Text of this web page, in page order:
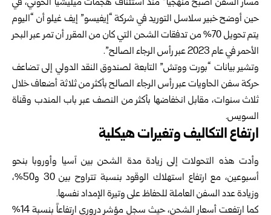
مسار السفن أصبح منهجياً” منذ استئناف هجمات ميليشيا الحوثي، في
حين أوضح خبير سلاسل التوريد في شركة “إيفيسو” إيف غيلو أن “اليوم
يتم تحويل 70% من تدفقات الشحن التي كان من المقرر أن تمر عبر البحر
الأحمر في عام 2023 عبر رأس الرجاء الصالح”.
وتشير بيانات “بورت ووتش” التابعة لصندوق النقد الدولي إلى تضاعف
حركة سفن الحاويات عبر رأس الرجاء الصالح بأكثر من ثلاثة أضعاف خلال
ثلاث سنوات، مقابل انخفاضها بأكثر من النصف عبر باب المندب وقناة
السويس.
ارتفاع التكاليف وتغيرات هيكلية
وأدت هذه التحولات إلى زيادة مدة الشحن بين آسيا وأوروبا بنحو
أسبوعين، مع ارتفاع استهلاك الوقود بنسبة تتراوح بين 30 و50%،
وزيادة عدد السفن العاملة للحفاظ على وتيرة الإمداد نفسها.
كما ارتفعت أسعار الشحن، حيث سجل مؤشر دروري ارتفاعاً بنسبة 14%